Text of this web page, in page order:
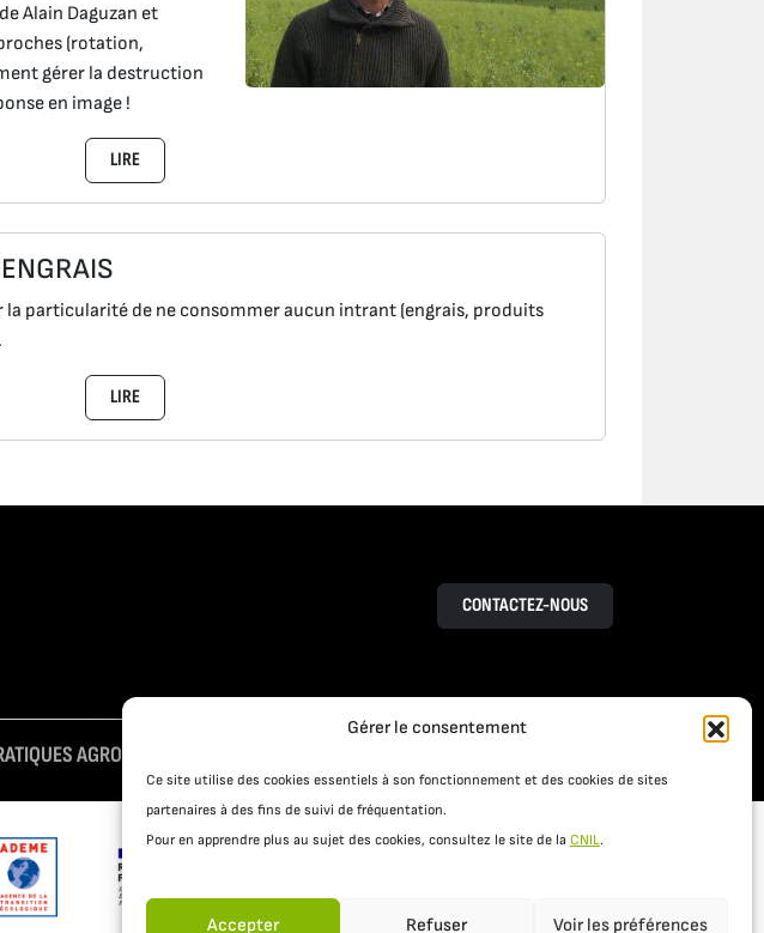
Gérer le consentement
Ce site utilise des cookies essentiels à son fonctionnement et des cookies de sites
partenaires à des fins de suivi de fréquentation.
Pour en apprendre plus au sujet des cookies, consultez le site de la CNIL.
Accepter Refuser Voir les préférences
Alain Daguzan et
(rotation,
gérer la destruction
en image !
LIRE
la particularité de ne consommer aucun intrant (engrais, produits
LIRE
CONTACTEZ-NOUS
AGROÉCOLOGIQUES